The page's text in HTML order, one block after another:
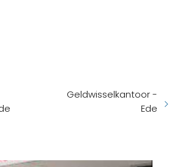
Geldwisselkantoor -
Ede